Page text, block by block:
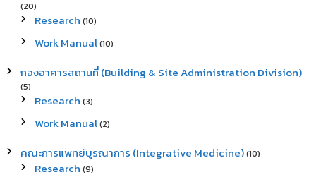
(20)
Research (10)
Work Manual(10)
กองอาคารสถานที่ (Building & Site Administration Division)
(5)
Research (3)
Work Manual(2)
คณะการแพทย์บูรณาการ (Integrative Medicine)(10)
Research (9)